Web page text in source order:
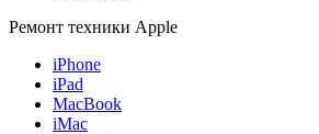
Ремонт техники Apple
iPhone
iPad
MacBook
iMac